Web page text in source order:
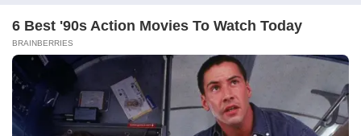
Aktien ATX DAX EuroStoxx 50 Dow Jones NASDAQ 100 Nikkei 225
Weitere Aktien:
Athene
Bull Horn Holdings Corporation Registered Shs
Martin Lagonda Global Holdings Chengda Technology
Kontakt
Impressum- -Barrierefreiheit
6 Best '90s Action Movies To Watch Today
BRAINBERRIES